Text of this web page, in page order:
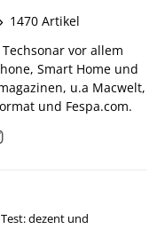
1470 Artikel
vor allem
Smart Home und
u.a Macwelt,
und Fespa.com.
dezent und